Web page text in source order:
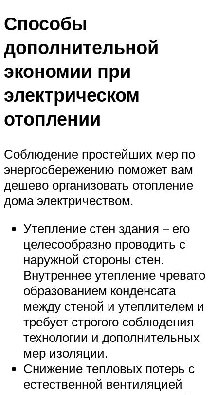
Способы
дополнительной
экономии при
электрическом
отоплении
Соблюдение простейших мер по
энергосбережению поможет вам
дешево организовать отопление
дома электричеством.
Утепление стен здания – его
целесообразно проводить с
наружной стороны стен.
Внутреннее утепление чревато
образованием конденсата
между стеной и утеплителем и
требует строгого соблюдения
технологии и дополнительных
мер изоляции.
Снижение тепловых потерь с
естественной вентиляцией